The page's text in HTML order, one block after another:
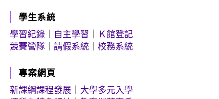
學生系統
學習紀錄
自主學習
Ｋ館登記
競賽營隊
請假系統 校務系統
專案網頁
新課綱課程發展
大學多元入學